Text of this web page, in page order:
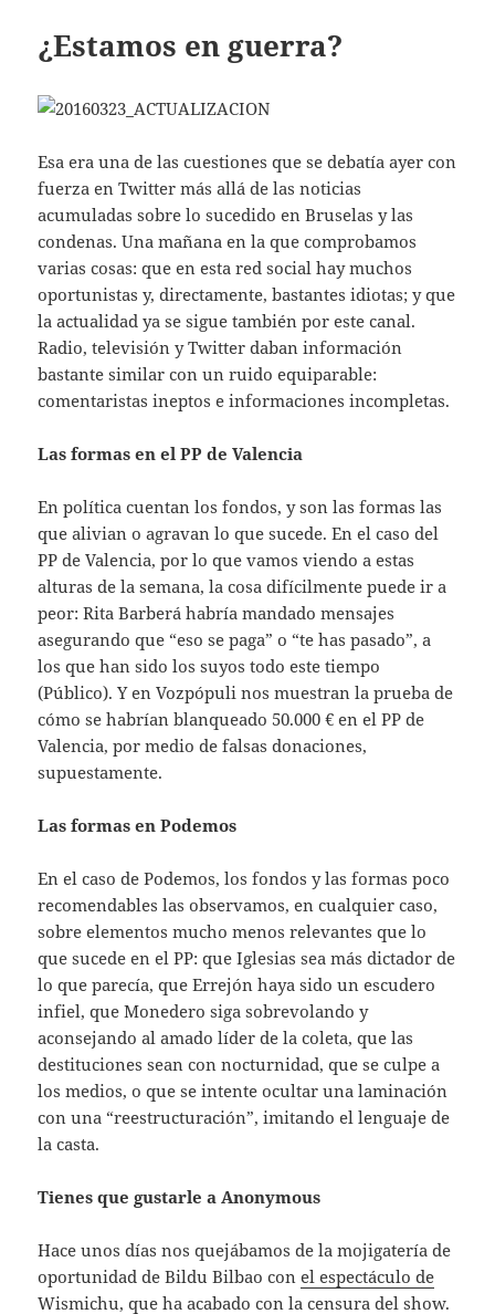
¿Estamos en guerra?
Esa era una de las cuestiones que se debatía ayer con
fuerza en Twitter más allá de las noticias
acumuladas sobre lo sucedido en Bruselas y las
condenas. Una mañana en la que comprobamos
varias cosas: que en esta red social hay muchos
oportunistas y, directamente, bastantes idiotas; y que
la actualidad ya se sigue también por este canal.
Radio, televisión y Twitter daban información
bastante similar con un ruido equiparable:
comentaristas ineptos e informaciones incompletas.
Las formas en el PP de Valencia
En política cuentan los fondos, y son las formas las
que alivian o agravan lo que sucede. En el caso del
PP de Valencia, por lo que vamos viendo a estas
alturas de la semana, la cosa difícilmente puede ir a
peor: Rita Barberá habría mandado mensajes
asegurando que “eso se paga” o “te has pasado”, a
los que han sido los suyos todo este tiempo
(Público). Y en Vozpópuli nos muestran la prueba de
cómo se habrían blanqueado 50.000 € en el PP de
Valencia, por medio de falsas donaciones,
supuestamente.
Las formas en Podemos
En el caso de Podemos, los fondos y las formas poco
recomendables las observamos, en cualquier caso,
sobre elementos mucho menos relevantes que lo
que sucede en el PP: que Iglesias sea más dictador de
lo que parecía, que Errejón haya sido un escudero
infiel, que Monedero siga sobrevolando y
aconsejando al amado líder de la coleta, que las
destituciones sean con nocturnidad, que se culpe a
los medios, o que se intente ocultar una laminación
con una “reestructuración”, imitando el lenguaje de
la casta.
Tienes que gustarle a Anonymous
Hace unos días nos quejábamos de la mojigatería de
oportunidad de Bildu Bilbao conel espectáculo de
Wismichu, que ha acabado con la censura del show.